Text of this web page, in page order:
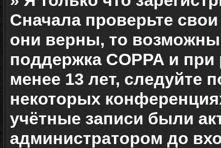
Сначала проверьте
они верны, то
поддержка COPPA и
менее 13 лет, следуйте
некоторых
учётные записи были
администратором до